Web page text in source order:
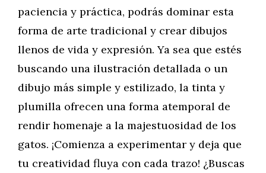
paciencia y práctica, podrás dominar esta
forma de arte tradicional y crear dibujos
llenos de vida y expresión. Ya sea que estés
buscando una ilustración detallada o un
dibujo más simple y estilizado, la tinta y
plumilla ofrecen una forma atemporal de
rendir homenaje a la majestuosidad de los
gatos. ¡Comienza a experimentar y deja que
tu creatividad fluya con cada trazo! ¿Buscas